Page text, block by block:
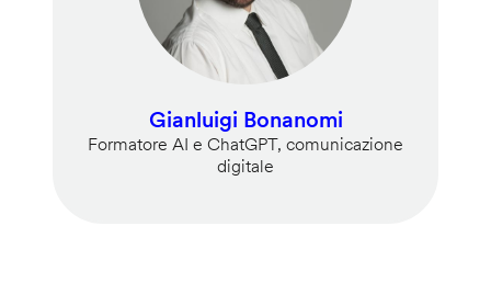
Gianluigi Bonanomi
Formatore AI e ChatGPT, comunicazione
digitale